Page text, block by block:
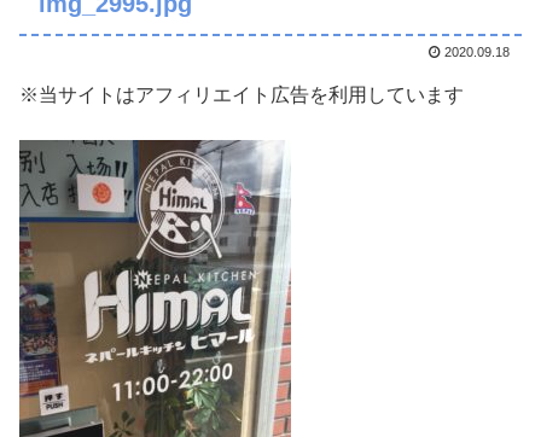
2020.09.18
※当サイトはアフィリエイト広告を利用しています